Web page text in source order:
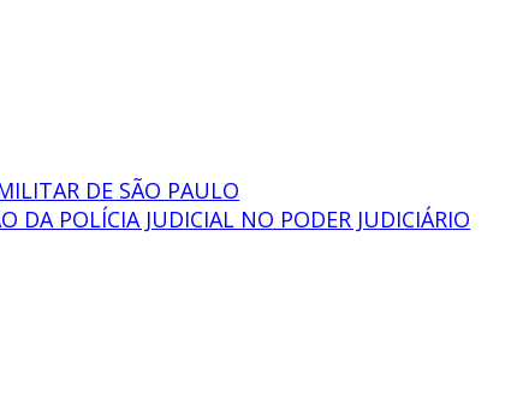
DE SÃO PAULO
DA POLÍCIA JUDICIAL NO PODER JUDICIÁRIO